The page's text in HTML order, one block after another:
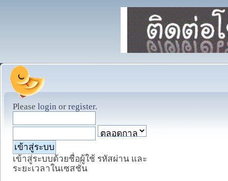
Please login or register.
เข้าสู่ระบบด้วยชื่อผู้ใช้ รหัสผ่าน และ
ระยะเวลาในเซสชั่น